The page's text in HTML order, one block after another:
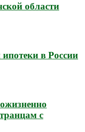
области
в России
с